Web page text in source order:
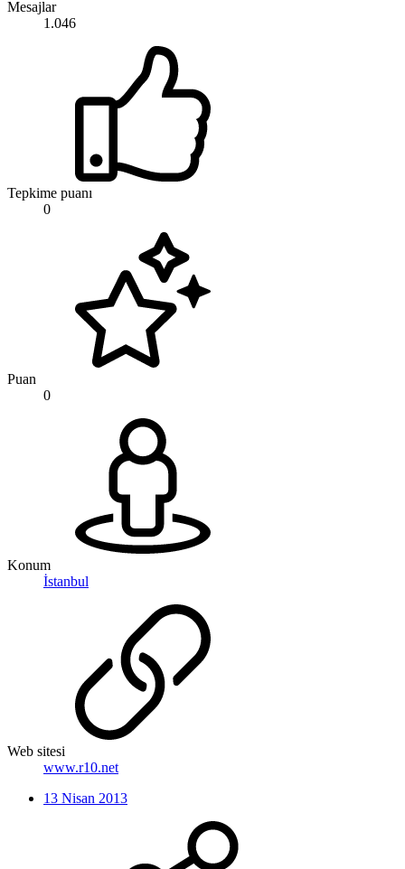
Mesajlar
1.046
Tepkime puanı
0
Puan
0
Konum
İstanbul
Web sitesi
www.r10.net
13 Nisan 2013